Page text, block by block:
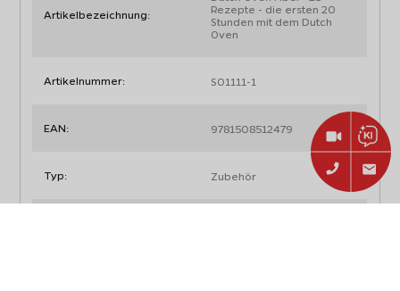
Artikelbezeichnung:
Rezepte - die ersten 20
Stunden mit dem Dutch
Oven
Artikelnummer: SO1111-1
EAN: 9781508512479
Typ: Zubehör